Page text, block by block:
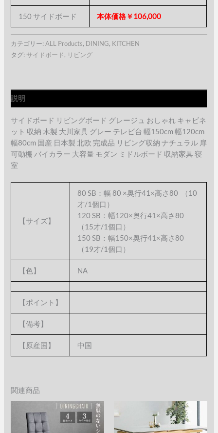
150 サイドボード 本体価格￥106,000
カテゴリー:ALL Products, DINING, KITCHEN
タグ: サイドボード, リビング
説明
サイドボード リビングボード グレージュ おしゃれ キャビネ
ット 収納 木製 大川家具 グレー テレビ台 幅150cm 幅120cm
幅80cm 国産 日本製 北欧 完成品 リビング収納 ナチュラル 扉
可動棚 バイカラー 大容量 モダン ミドルボード 収納家具 寝
室
【サイズ】
80 SB：幅 80 ×奥行41×高さ80 （10
才/1個口）
120 SB：幅120×奥行41×高さ80
（15才/1個口）
150 SB：幅150×奥行41×高さ80
（19才/1個口）
【色】 NA
【ポイント】
【備考】
【原産国】 中国
関連商品